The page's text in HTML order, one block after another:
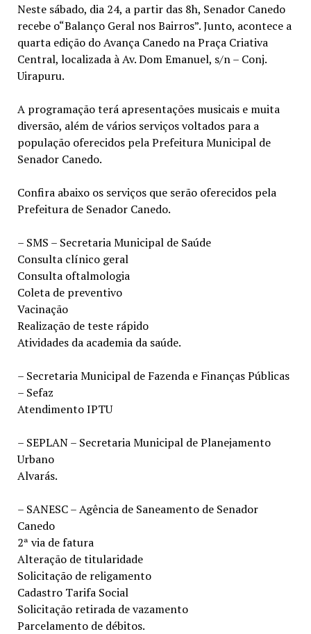
Neste sábado, dia 24, a partir das 8h, Senador Canedo
recebe o“Balanço Geral nos Bairros”. Junto, acontece a
quarta edição do Avança Canedo na Praça Criativa
Central, localizada à Av. Dom Emanuel, s/n – Conj.
Uirapuru.
A programação terá apresentações musicais e muita
diversão, além de vários serviços voltados para a
população oferecidos pela Prefeitura Municipal de
Senador Canedo.
Confira abaixo os serviços que serão oferecidos pela
Prefeitura de Senador Canedo.
– SMS – Secretaria Municipal de Saúde
Consulta clínico geral
Consulta oftalmologia
Coleta de preventivo
Vacinação
Realização de teste rápido
Atividades da academia da saúde.
– Secretaria Municipal de Fazenda e Finanças Públicas
– Sefaz
Atendimento IPTU
– SEPLAN – Secretaria Municipal de Planejamento
Urbano
Alvarás.
– SANESC – Agência de Saneamento de Senador
Canedo
2ª via de fatura
Alteração de titularidade
Solicitação de religamento
Cadastro Tarifa Social
Solicitação retirada de vazamento
Parcelamento de débitos.